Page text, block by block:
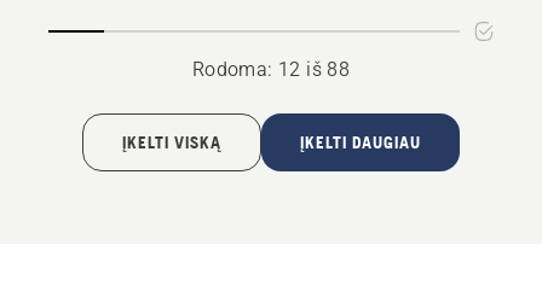
Rodoma: 12 iš 88
ĮKELTI VISKĄ ĮKELTI DAUGIAU